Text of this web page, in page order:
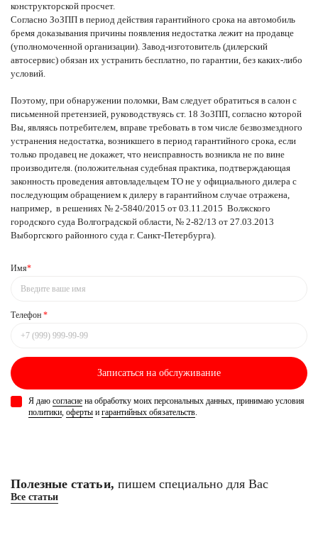
конструкторской просчет.
Согласно ЗоЗПП в период действия гарантийного срока на автомобиль
бремя доказывания причины появления недостатка лежит на продавце
(уполномоченной организации). Завод-изготовитель (дилерский
автосервис) обязан их устранить бесплатно, по гарантии, без каких-либо
условий.
Поэтому, при обнаружении поломки, Вам следует обратиться в салон с
письменной претензией, руководствуясь ст. 18 ЗоЗПП, согласно которой
Вы, являясь потребителем, вправе требовать в том числе безвозмездного
устранения недостатка, возникшего в период гарантийного срока, если
только продавец не докажет, что неисправность возникла не по вине
производителя. (положительная судебная практика, подтверждающая
законность проведения автовладельцем ТО не у официального дилера с
последующим обращением к дилеру в гарантийном случае отражена,
например, в решениях № 2-5840/2015 от 03.11.2015 Волжского
городского суда Волгоградской области, № 2-82/13 от 27.03.2013
Выборгского районного суда г. Санкт-Петербурга).
Имя*
Телефон *
Записаться на обслуживание
Я даю согласие на обработку моих персональных данных, принимаю условия
политики, оферты и гарантийных обязательств.
Полезные статьи, пишем специально для Вас
Все статьи